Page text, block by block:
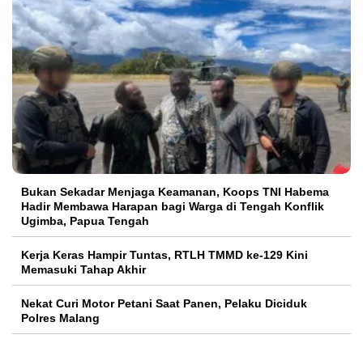
Bukan Sekadar Menjaga Keamanan, Koops TNI Habema
Hadir Membawa Harapan bagi Warga di Tengah Konflik
Ugimba, Papua Tengah
Kerja Keras Hampir Tuntas, RTLH TMMD ke-129 Kini
Memasuki Tahap Akhir
Nekat Curi Motor Petani Saat Panen, Pelaku Diciduk
Polres Malang